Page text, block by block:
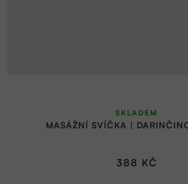
MASÁŽNÍ SVÍČKA |
SKLADEM
388 KČ